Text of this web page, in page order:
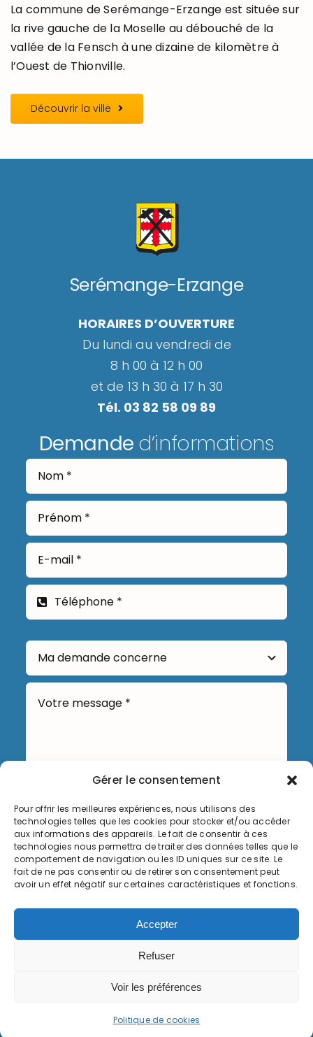
Gérer le consentement
Pour offrir les meilleures expériences, nous utilisons des
technologies telles que les cookies pour stocker et/ou accéder
aux informations des appareils. Le fait de consentir à ces
technologies nous permettra de traiter des données telles que le
comportement de navigation ou les ID uniques sur ce site. Le
fait de ne pas consentir ou de retirer son consentement peut
avoir un effet négatif sur certaines caractéristiques et fonctions.
Accepter
Refuser
Voir les préférences
Politique de cookies
La commune de Serémange-Erzange est située sur
la rive gauche de la Moselle au débouché de la
vallée de la Fensch à une dizaine de kilomètre à
l’Ouest de Thionville.
Découvrir la ville
Serémange-Erzange
HORAIRES D’OUVERTURE
Du lundi au vendredi de
8 h 00 à 12 h 00
et de 13 h 30 à 17 h 30
Tél. 03 82 58 09 89
Demande d’informations
Envoyer
Informations légales
Politique de cookies (UE)
© Copyright 2026, Commune de Serémange-Erzange,